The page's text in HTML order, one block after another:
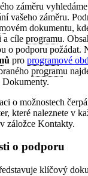
záměru
vašeho záměru.
ovém dokumentu,
a cíle programu.
o podporu požádat.
ů pro programové
programu
Dokumenty.
o možnostech
které naleznete v
záložce Kontakty.
o podporu
klíčový